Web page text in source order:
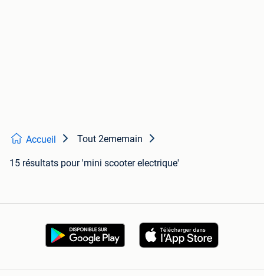
Accueil Tout 2ememain
15 résultats pour 'mini scooter electrique'